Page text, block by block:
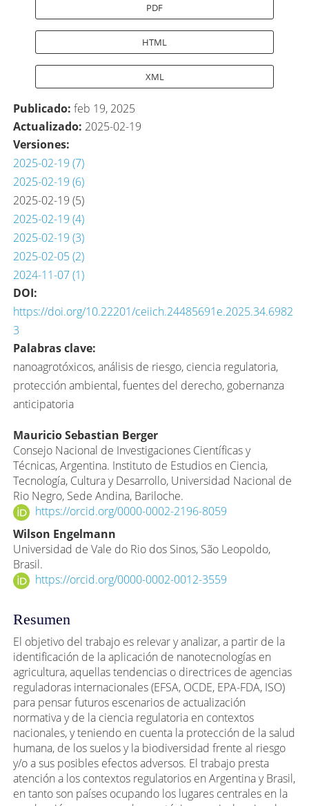
PDF
HTML
XML
Publicado: feb 19, 2025
Actualizado: 2025-02-19
Versiones:
2025-02-19 (7)
2025-02-19 (6)
2025-02-19 (5)
2025-02-19 (4)
2025-02-19 (3)
2025-02-05 (2)
2024-11-07 (1)
DOI:
https://doi.org/10.22201/ceiich.24485691e.2025.34.6982
3
Palabras clave:
nanoagrotóxicos, análisis de riesgo, ciencia regulatoria,
protección ambiental, fuentes del derecho, gobernanza
anticipatoria
Contenido
principal
del
artículo
Mauricio Sebastian Berger
Consejo Nacional de Investigaciones Científicas y
Técnicas, Argentina. Instituto de Estudios en Ciencia,
Tecnología, Cultura y Desarrollo, Universidad Nacional de
Rio Negro, Sede Andina, Bariloche.
https://orcid.org/0000-0002-2196-8059
Wilson Engelmann
Universidad de Vale do Rio dos Sinos, São Leopoldo,
Brasil.
https://orcid.org/0000-0002-0012-3559
Resumen
El objetivo del trabajo es relevar y analizar, a partir de la
identificación de la aplicación de nanotecnologías en
agricultura, aquellas tendencias o directrices de agencias
reguladoras internacionales (EFSA, OCDE, EPA-FDA, ISO)
para pensar futuros escenarios de actualización
normativa y de la ciencia regulatoria en contextos
nacionales, y teniendo en cuenta la protección de la salud
humana, de los suelos y la biodiversidad frente al riesgo
y/o a sus posibles efectos adversos. El trabajo presta
atención a los contextos regulatorios en Argentina y Brasil,
en tanto son países ocupando los lugares centrales en la